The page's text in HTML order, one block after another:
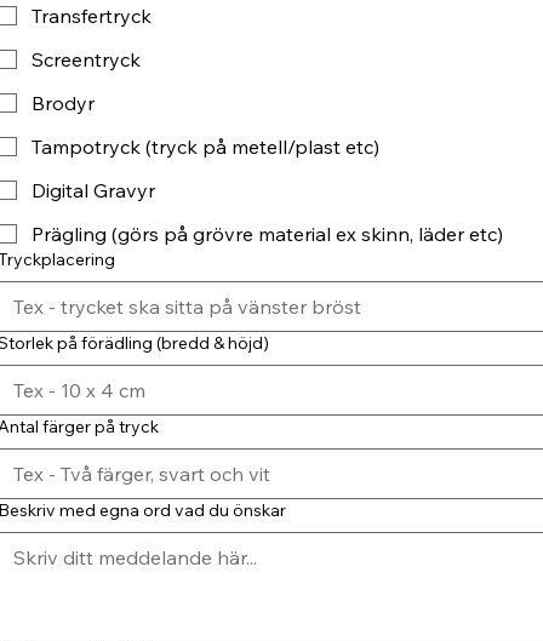
Transfertryck
Screentryck
Brodyr
Tampotryck (tryck på metell/plast etc)
Digital Gravyr
Prägling (görs på grövre material ex skinn, läder etc)
på förädling (bredd & höjd)
färger på tryck
med egna ord vad du önskar